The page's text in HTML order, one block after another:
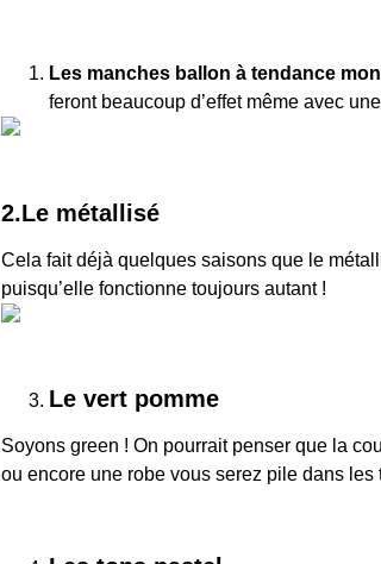
Les manches ballon à tendance
feront beaucoup d’effet même avec
2.Le métallisé
Cela fait déjà quelques saisons que le
puisqu’elle fonctionne toujours autant !
Le vert pomme
Soyons green ! On pourrait penser que la
ou encore une robe vous serez pile dans les